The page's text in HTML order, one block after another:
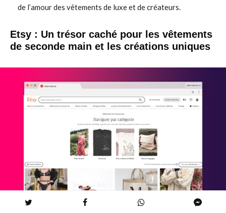
de l’amour des vêtements de luxe et de créateurs.
Etsy : Un trésor caché pour les vêtements
de seconde main et les créations uniques